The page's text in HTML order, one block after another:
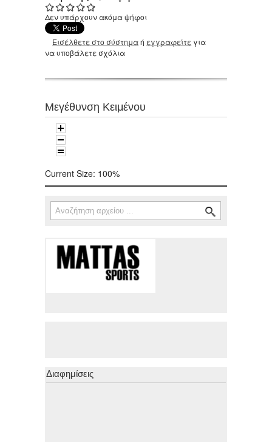
Δεν υπάρχουν ακόμα ψήφοι
Εισέλθετε στο σύστημαή εγγραφείτε για
να υποβάλετε σχόλια
Μεγέθυνση Κειμένου
Current Size: 100%
Φόρμα αναζήτησης
Αναζήτηση
Διαφημίσεις